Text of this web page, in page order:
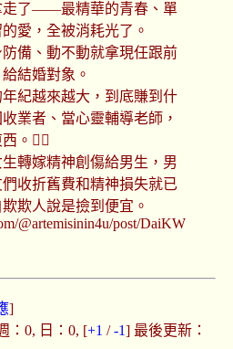
走了——最精華的青春、單
愛，全被消耗光了。
備、動不動就拿現任跟前
結婚對象。
紀越來越大，到底賺到什
業者、當心靈輔導老師，
。😮‍💨
轉嫁精神創傷給男生，男
收折舊費和精神損失就已
欺人說是撿到便宜。
@artemisinin4u/post/DaiKW
]
：0, 日：0, [+1 /-1] 最後更新：